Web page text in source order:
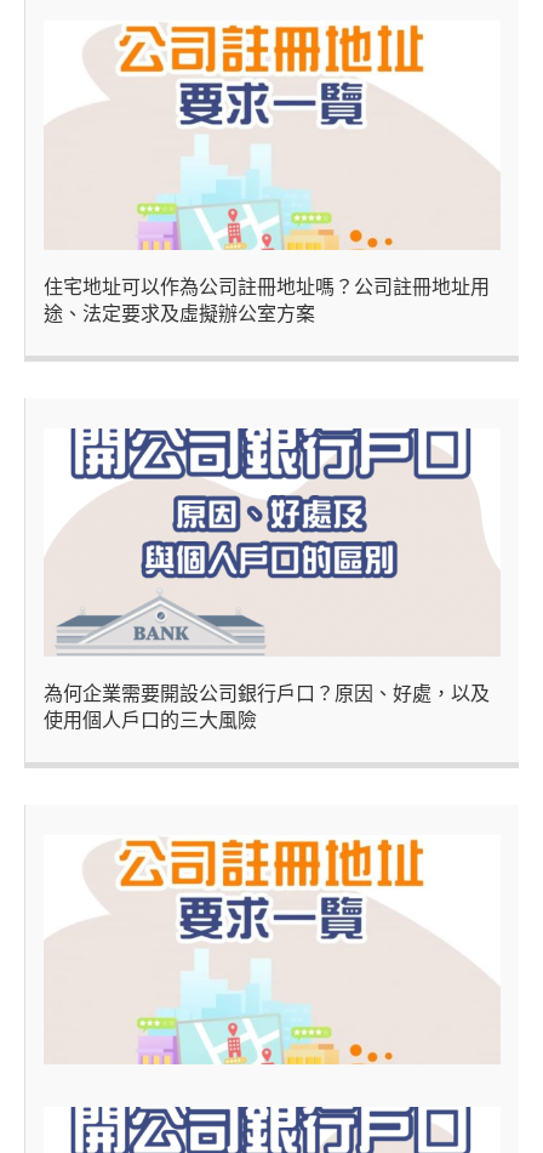
住宅地址可以作為公司註冊地址嗎？公司註冊地址用
途、法定要求及虛擬辦公室方案
為何企業需要開設公司銀行戶口？原因、好處，以及
使用個人戶口的三大風險